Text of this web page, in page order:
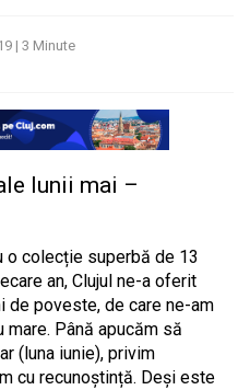
| 3 Minute
lunii mai –
o colecție superbă de 13
an, Clujul ne-a oferit
de poveste, de care ne-am
mare. Până apucăm să
(luna iunie), privim
cu recunoștință. Deși este